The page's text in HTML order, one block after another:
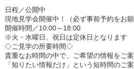
日程／公開中
現地見学会開催中！（必ず事前予約をお願
開催時間／10:00～18:00
※火・水曜日、祝日は定休日となります
◇ご見学の所要時間◇
貴重なお時間の中で、ご希望の情報をご案
「知りたい情報だけ」という短時間のご